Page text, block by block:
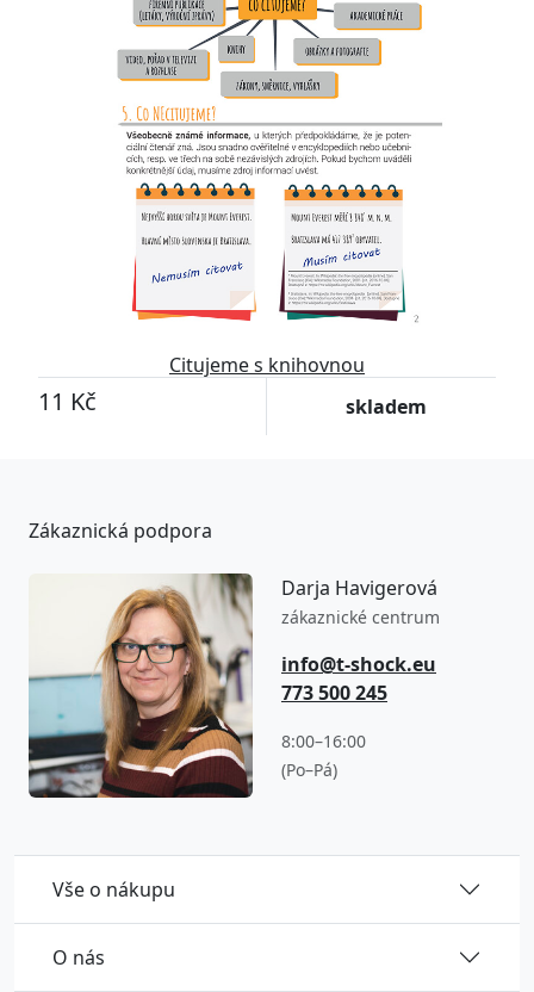
Citujeme s knihovnou
11 Kč skladem
Vše o nákupu
O nás
Zákaznická podpora
Darja Havigerová
zákaznické centrum
info@t-shock.eu
773 500 245
8:00–16:00
(Po–Pá)